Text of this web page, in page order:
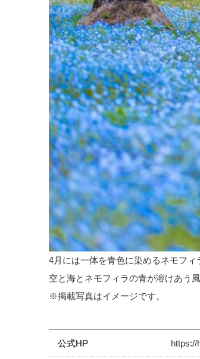
4月には一体を青色に染めるネモフィ
空と海とネモフィラの青が溶けあう
※掲載写真はイメージです。
公式HP https://